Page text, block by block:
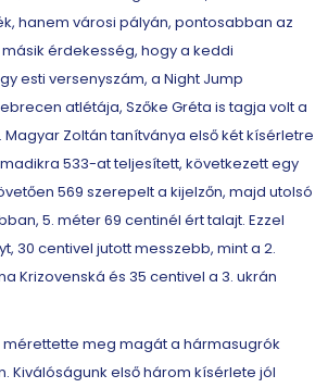
hanem városi pályán, pontosabban az
érdekesség, hogy a keddi
esti versenyszám, a Night Jump
atlétája, Szőke Gréta is tagja volt a
Magyar Zoltán tanítványa első két kísérletre
533-at teljesített, következett egy
569 szerepelt a kijelzőn, majd utolsó
5. méter 69 centinél ért talajt. Ezzel
30 centivel jutott messzebb, mint a 2.
Krizovenská és 35 centivel a 3. ukrán
mérettette meg magát a hármasugrók
Kiválóságunk első három kísérlete jól